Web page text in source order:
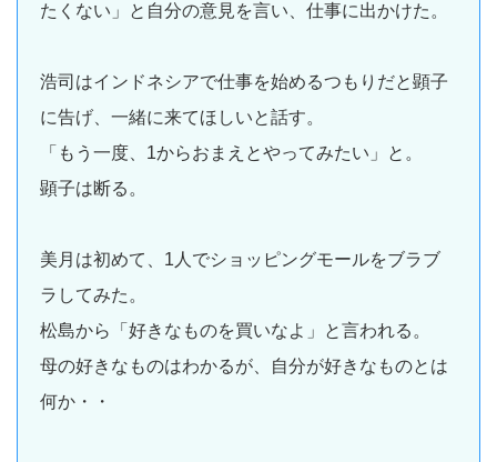
たくない」と自分の意見を言い、仕事に出かけた。
浩司はインドネシアで仕事を始めるつもりだと顕子
に告げ、一緒に来てほしいと話す。
「もう一度、1からおまえとやってみたい」と。
顕子は断る。
美月は初めて、1人でショッピングモールをブラブ
ラしてみた。
松島から「好きなものを買いなよ」と言われる。
母の好きなものはわかるが、自分が好きなものとは
何か・・